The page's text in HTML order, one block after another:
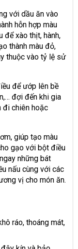
với dầu ăn vào
hỗn hợp màu
xào thịt, hành,
thành màu đỏ,
thuộc vào tỷ lệ sử
để ướp lên bề
đợi đến khi gia
đi chiên hoặc
giúp tạo màu
gạo với bột điều
những bát
nấu cùng với các
vị cho món ăn.
ráo, thoáng mát,